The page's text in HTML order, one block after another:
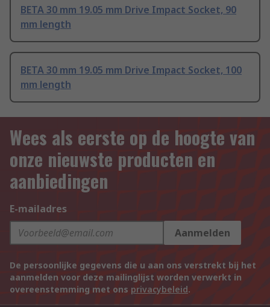
BETA 30 mm 19.05 mm Drive Impact Socket, 90
mm length
BETA 30 mm 19.05 mm Drive Impact Socket, 100
mm length
Wees als eerste op de hoogte van
onze nieuwste producten en
aanbiedingen
E-mailadres
Aanmelden
De persoonlijke gegevens die u aan ons verstrekt bij het
aanmelden voor deze mailinglijst worden verwerkt in
overeenstemming met ons privacybeleid.